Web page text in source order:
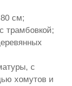
см;
трамбовкой;
с
хомутов и